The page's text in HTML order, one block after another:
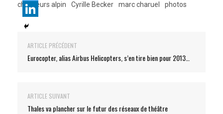
chasseurs alpin
Cyrille Becker marc charuel photos
ARTICLE PRÉCÉDENT
Eurocopter, alias Airbus Helicopters, s’en tire bien pour 2013…
ARTICLE SUIVANT
Thales va plancher sur le futur des réseaux de théâtre